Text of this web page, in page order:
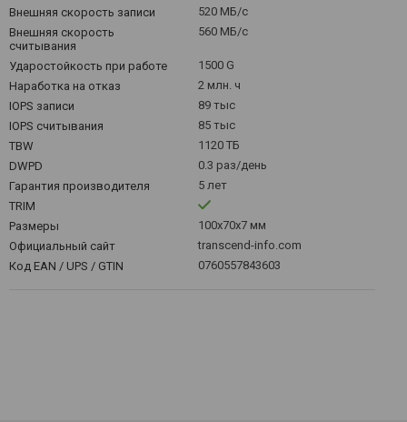
Внешняя скорость записи
520 МБ/с
Внешняя скорость
считывания
560 МБ/с
Ударостойкость при работе
1500 G
Наработка на отказ
2 млн. ч
IOPS записи
89 тыс
IOPS считывания
85 тыс
TBW
1120 ТБ
DWPD
0.3 раз/день
Гарантия производителя
5 лет
TRIM
Размеры
100х70х7 мм
Официальный сайт
transcend-info.com
Код EAN / UPS / GTIN
0760557843603